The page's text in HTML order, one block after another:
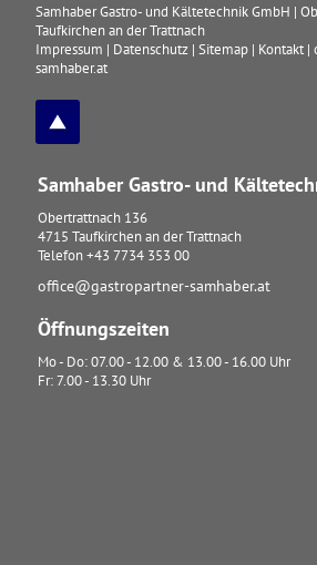
Samhaber Gastro- und Kältetechnik GmbH |
Taufkirchen an der Trattnach
Impressum | Datenschutz |Sitemap | Kontakt |
samhaber.at
Samhaber Gastro- und
Obertrattnach 136
4715 Taufkirchen an der Trattnach
Telefon +43 7734 353 00
office@gastropartner-samhaber.at
Öffnungszeiten
Mo - Do: 07.00 - 12.00 & 13.00 - 16.00 Uhr
Fr: 7.00 - 13.30 Uhr